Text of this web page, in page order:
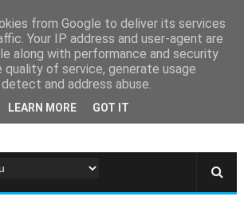
de
from Google to deliver its services
Your IP address and user-agent are
along with performance and security
of service, generate usage
and address abuse.
LEARN MORE GOT IT